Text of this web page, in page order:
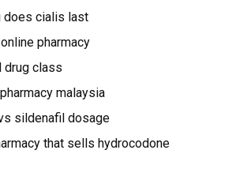
does cialis last
pharmacy
drug class
malaysia
sildenafil dosage
that sells hydrocodone